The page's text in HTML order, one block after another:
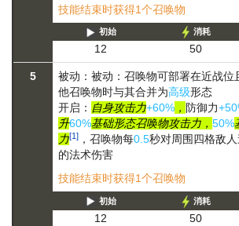
技能结束时获得1个召唤物
初始
12
消耗
50
5
被动：被动：召唤物可部署在近战位
他召唤物时与其合并为高级形态
开启： 自身攻击力+60% ， 防御力
升60%基础形态召唤物攻击力， 50%
力[1] ，召唤物每0.5秒对周围四格敌
的法术伤害
技能结束时获得1个召唤物
初始
12
消耗
50